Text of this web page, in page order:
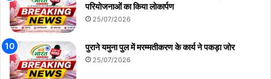
परियोजनाओं का किया लोकार्पण
25/07/2026
पुराने यमुना पुल में मरम्मतीकरण के कार्य ने पकड़ा जोर
25/07/2026